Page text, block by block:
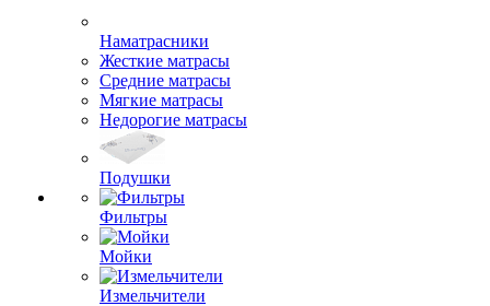
Наматрасники
Жесткие матрасы
Средние матрасы
Мягкие матрасы
Недорогие матрасы
Подушки
Фильтры
Мойки
Измельчители